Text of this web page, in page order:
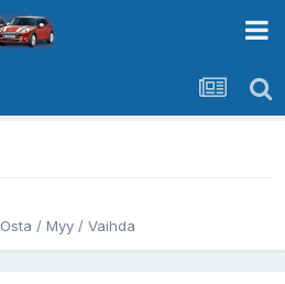
Osta / Myy / Vaihda